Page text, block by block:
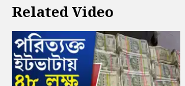
Related Video